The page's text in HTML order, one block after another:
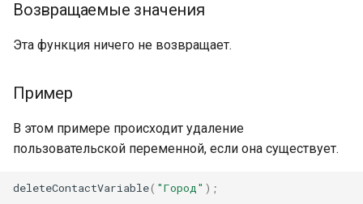
и
я
о
и
с
к
методы
Примеры реализации API
Возвращаемые значения
Эта функция ничего не возвращает.
Пример
В этом примере происходит удаление
пользовательской переменной, если она существует.
deleteContactVariable( "Город" );